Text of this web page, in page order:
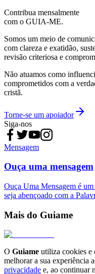
Contribua mensalmente
com o GUIA-ME.
Somos um meio de
com clareza e exatidão,
revisão criteriosa e
Não atuamos como
comprometidos com a
cristã.
Torne-se um apoiador
Siga-nos
Mensagem
Ouça uma mensagem
Ouça Uma Mensagem é
seja abençoado com a
Mais do Guiame
O Guiame utiliza cookies e
melhorar a sua experiência
privacidade e, ao continuar